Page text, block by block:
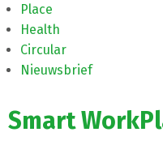
Place
Health
Circular
Nieuwsbrief
Smart